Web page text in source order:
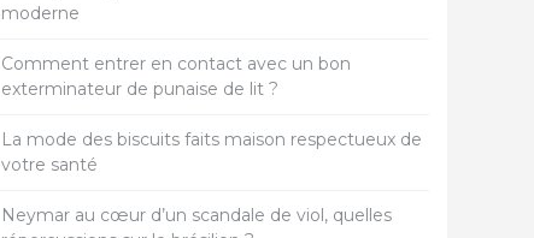
moderne
Comment entrer en contact avec un bon
exterminateur de punaise de lit ?
La mode des biscuits faits maison respectueux de
votre santé
Neymar au cœur d’un scandale de viol, quelles